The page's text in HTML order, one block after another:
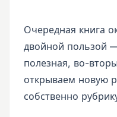
Очередная книга
двойной пользой
полезная, во-
открываем новую
собственно